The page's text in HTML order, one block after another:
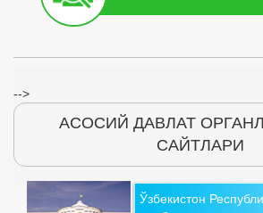
-->
АСОСИЙ ДАВЛАТ
САЙТЛАРИ
Ўзбекистон